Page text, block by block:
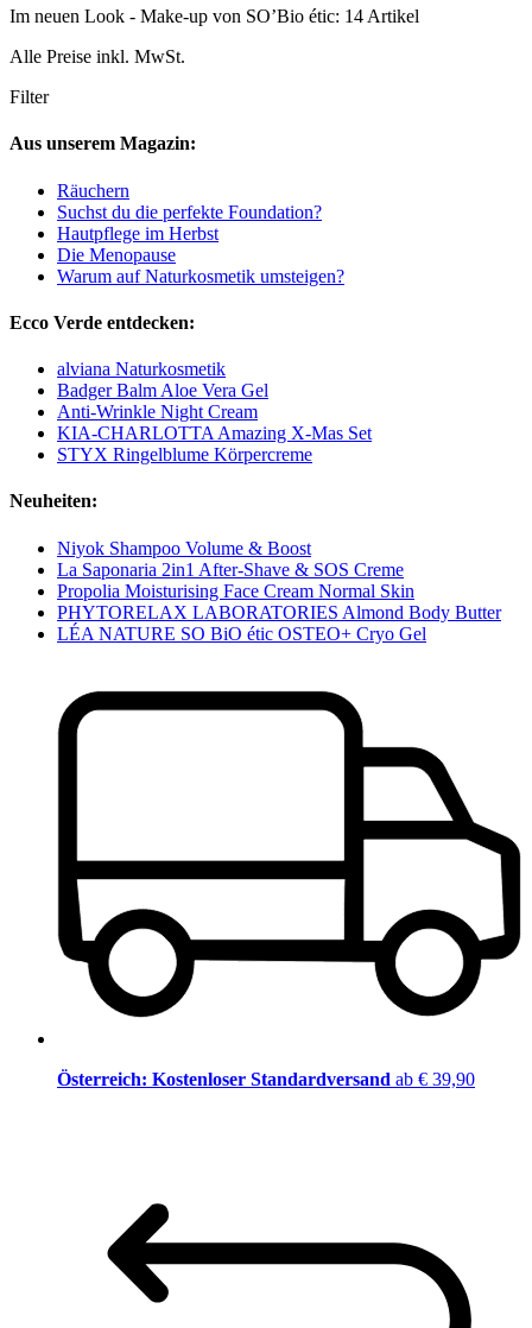
Im neuen Look - Make-up von SO’Bio étic: 14 Artikel
Alle Preise inkl. MwSt.
Filter
Aus unserem Magazin:
Räuchern
Suchst du die perfekte Foundation?
Hautpflege im Herbst
Die Menopause
Warum auf Naturkosmetik umsteigen?
Ecco Verde entdecken:
alviana Naturkosmetik
Badger Balm Aloe Vera Gel
Anti-Wrinkle Night Cream
KIA-CHARLOTTA Amazing X-Mas Set
STYX Ringelblume Körpercreme
Neuheiten:
Niyok Shampoo Volume & Boost
La Saponaria 2in1 After-Shave & SOS Creme
Propolia Moisturising Face Cream Normal Skin
PHYTORELAX LABORATORIES Almond Body Butter
LÉA NATURE SO BiO étic OSTEO+ Cryo Gel
Österreich: Kostenloser Standardversand ab € 39,90